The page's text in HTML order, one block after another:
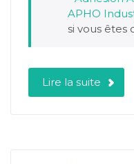
APHO
si vous êtes
Lire la suite